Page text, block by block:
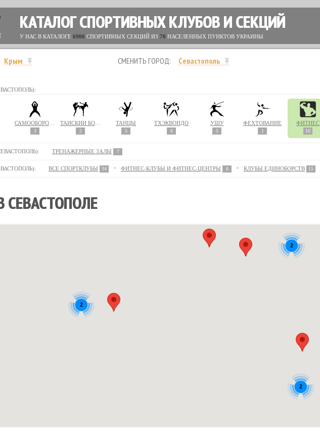
КАТАЛОГ СПОРТИВНЫХ КЛУБОВ И СЕКЦИЙ
У НАС В КАТАЛОГЕ 6900 СПОРТИВНЫХ СЕКЦИЙ ИЗ 70 НАСЕЛЕННЫХ ПУНКТОВ УКРАИНЫ
Крым СМЕНИТЬ ГОРОД: Севастополь
3 2
ТАНЦЫ
5
ТХЭКВОНДО
6
УШУ
5
ФЕХТОВАНИЕ
1
ФИТНЕС
10
ТРЕНАЖЕРНЫЕ ЗАЛЫ 7
ВСЕ СПОРТКЛУБЫ 34 ФИТНЕС-КЛУБЫ И ФИТНЕС-ЦЕНТРЫ 6 КЛУБЫ ЕДИНОБОРСТВ 15
СЕВАСТОПОЛЕ
2
2
2